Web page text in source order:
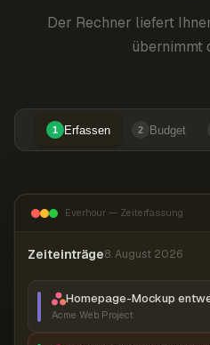
Der Rechner liefert
übernimmt
1 Erfassen 2 Budget
Everhour — Zeiterfassung
Zeiteinträge8. August 2026
Homepage-Mockup
Acme Web Project